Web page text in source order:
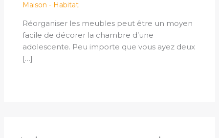
Maison - Habitat
Réorganiser les meubles peut être un moyen
facile de décorer la chambre d’une
adolescente. Peu importe que vous ayez deux
[…]